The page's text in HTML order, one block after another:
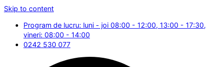
Skip to content
Program de lucru: luni - joi 08:00 - 12:00, 13:00 - 17:30,
vineri: 08:00 - 14:00
0242 530 077